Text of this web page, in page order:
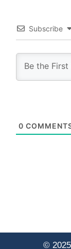
Subscribe
0
©